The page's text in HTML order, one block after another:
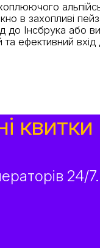
в захопливі
до Інсбрука або
ефективний
квитки
24/